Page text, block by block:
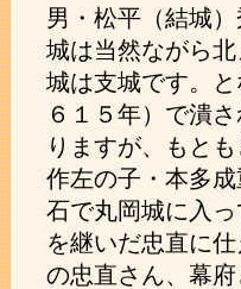
男・松平（結城
城は当然ながら
城は支城です。
６１５年）で潰
りますが、もと
作左の子・本多
石で丸岡城に入
を継いだ忠直に
の忠直さん、幕